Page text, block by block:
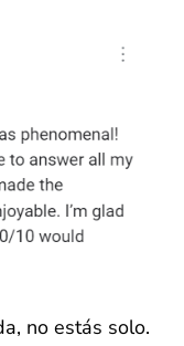
no estás solo.